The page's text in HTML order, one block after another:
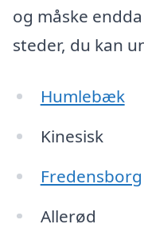
og måske
steder, du kan
Humlebæk
Kinesisk
Fredensborg
Allerød